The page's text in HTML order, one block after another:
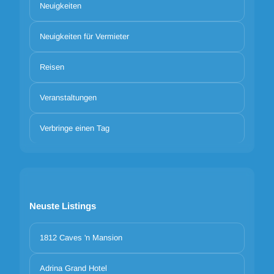
Neuigkeiten
Neuigkeiten für Vermieter
Reisen
Veranstaltungen
Verbringe einen Tag
Neuste Listings
1812 Caves 'n Mansion
Adrina Grand Hotel